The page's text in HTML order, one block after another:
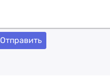
Отправить